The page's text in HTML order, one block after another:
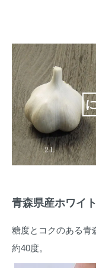
青森県産ホワイ
糖度とコクのある青
約40度。